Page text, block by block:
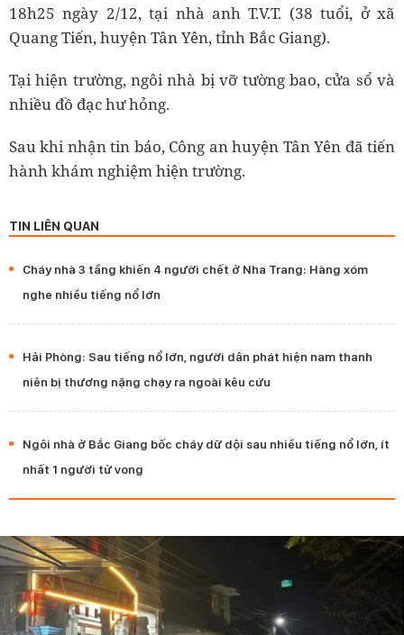
18h25 ngày 2/12, tại nhà anh T.V.T. (38 tuổi, ở xã
Quang Tiến, huyện Tân Yên, tỉnh Bắc Giang).
Tại hiện trường, ngôi nhà bị vỡ tường bao, cửa sổ và
nhiều đồ đạc hư hỏng.
Sau khi nhận tin báo, Công an huyện Tân Yên đã tiến
hành khám nghiệm hiện trường.
TIN LIÊN QUAN
Cháy nhà 3 tầng khiến 4 người chết ở Nha Trang: Hàng xóm
nghe nhiều tiếng nổ lớn
Hải Phòng: Sau tiếng nổ lớn, người dân phát hiện nam thanh
niên bị thương nặng chạy ra ngoài kêu cứu
Ngôi nhà ở Bắc Giang bốc cháy dữ dội sau nhiều tiếng nổ lớn, ít
nhất 1 người tử vong